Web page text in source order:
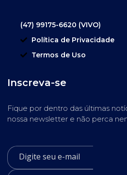
(47) 99175-6620 (VIVO)
Política de Privacidade
Termos de Uso
Inscreva-se
Fique por dentro das últimas
nossa newsletter e não perca